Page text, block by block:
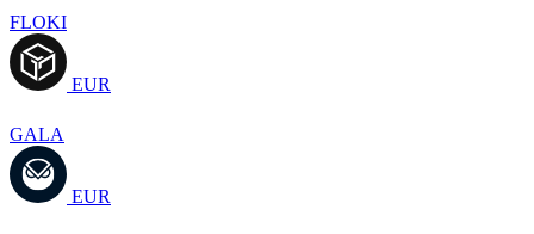
FLOKI
EUR
GALA
EUR